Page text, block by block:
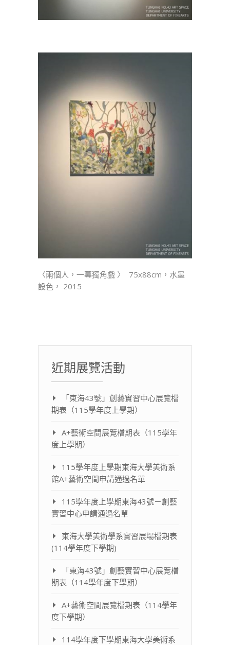
〈兩個人，一幕獨角戲 〉 75x88cm，水墨
設色， 2015
近期展覽活動
「東海43號」創藝實習中心展覽檔
期表（115學年度上學期）
A+藝術空間展覽檔期表（115學年
度上學期）
115學年度上學期東海大學美術系
館A+藝術空間申請通過名單
115學年度上學期東海43號－創藝
實習中心申請通過名單
東海大學美術學系實習展場檔期表
(114學年度下學期)
「東海43號」創藝實習中心展覽檔
期表（114學年度下學期）
A+藝術空間展覽檔期表（114學年
度下學期）
114學年度下學期東海大學美術系